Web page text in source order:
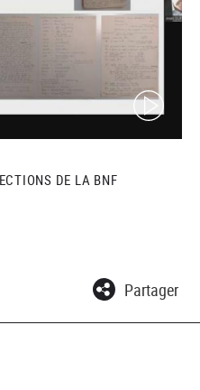
(video)
DE LA BNF
Partager